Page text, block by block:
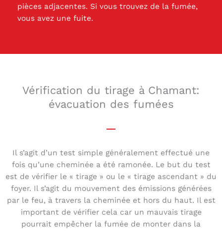
pièces adjacentes. Si vous trouvez de la fumée,
vous avez une fuite.
Vérification du tirage à Chamant:
évacuation des fumées
Il s’agit d’un test simple généralement effectué une
fois qu’une cheminée a été ramonée. Le but du test
est de vérifier le « tirage » ou le « tirage ascendant » du
foyer. Il s’agit du mouvement des émissions générées
par le feu, à travers la cheminée et hors du haut. Il est
important de vérifier cela car un mauvais tirage
pourrait empêcher la fumée de monter dans la